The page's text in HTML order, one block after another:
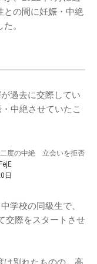
の間に妊娠・中絶
。
過去に交際してい
中絶させていたこ
度の中絶 立会いを拒否
日
学校の同級生で、
交際をスタートさせ